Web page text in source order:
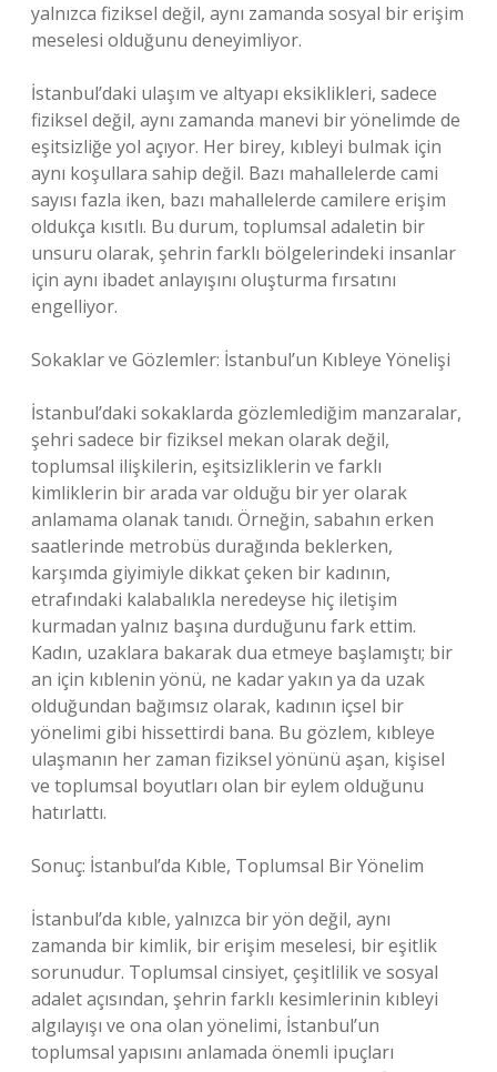
yalnızca fiziksel değil, aynı zamanda sosyal bir erişim
meselesi olduğunu deneyimliyor.
İstanbul’daki ulaşım ve altyapı eksiklikleri, sadece
fiziksel değil, aynı zamanda manevi bir yönelimde de
eşitsizliğe yol açıyor. Her birey, kıbleyi bulmak için
aynı koşullara sahip değil. Bazı mahallelerde cami
sayısı fazla iken, bazı mahallelerde camilere erişim
oldukça kısıtlı. Bu durum, toplumsal adaletin bir
unsuru olarak, şehrin farklı bölgelerindeki insanlar
için aynı ibadet anlayışını oluşturma fırsatını
engelliyor.
Sokaklar ve Gözlemler: İstanbul’un Kıbleye Yönelişi
İstanbul’daki sokaklarda gözlemlediğim manzaralar,
şehri sadece bir fiziksel mekan olarak değil,
toplumsal ilişkilerin, eşitsizliklerin ve farklı
kimliklerin bir arada var olduğu bir yer olarak
anlamama olanak tanıdı. Örneğin, sabahın erken
saatlerinde metrobüs durağında beklerken,
karşımda giyimiyle dikkat çeken bir kadının,
etrafındaki kalabalıkla neredeyse hiç iletişim
kurmadan yalnız başına durduğunu fark ettim.
Kadın, uzaklara bakarak dua etmeye başlamıştı; bir
an için kıblenin yönü, ne kadar yakın ya da uzak
olduğundan bağımsız olarak, kadının içsel bir
yönelimi gibi hissettirdi bana. Bu gözlem, kıbleye
ulaşmanın her zaman fiziksel yönünü aşan, kişisel
ve toplumsal boyutları olan bir eylem olduğunu
hatırlattı.
Sonuç: İstanbul’da Kıble, Toplumsal Bir Yönelim
İstanbul’da kıble, yalnızca bir yön değil, aynı
zamanda bir kimlik, bir erişim meselesi, bir eşitlik
sorunudur. Toplumsal cinsiyet, çeşitlilik ve sosyal
adalet açısından, şehrin farklı kesimlerinin kıbleyi
algılayışı ve ona olan yönelimi, İstanbul’un
toplumsal yapısını anlamada önemli ipuçları